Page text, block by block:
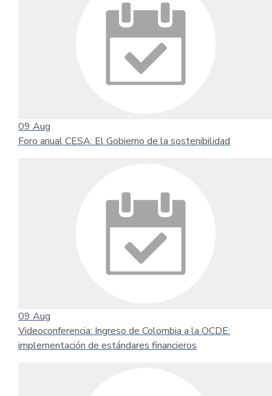
09 Aug
Foro anual CESA: El Gobierno de la sostenibilidad
09 Aug
Videoconferencia: Ingreso de Colombia a la OCDE:
implementación de estándares financieros